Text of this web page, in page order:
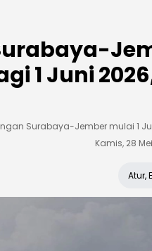
1 Juni
Surabaya-Jember mulai 1
Kamis, 28 Mei
Atur,